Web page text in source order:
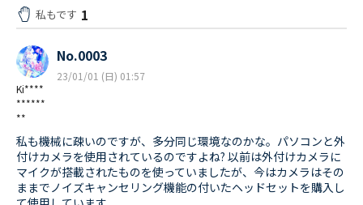
私もです 1
Ki****
******
**
No.0003
23/01/01 (日) 01:57
私も機械に疎いのですが、多分同じ環境なのかな。パソコンと外
付けカメラを使用されているのですよね? 以前は外付けカメラに
マイクが搭載されたものを使っていましたが、今はカメラはその
ままでノイズキャンセリング機能の付いたヘッドセットを購入し